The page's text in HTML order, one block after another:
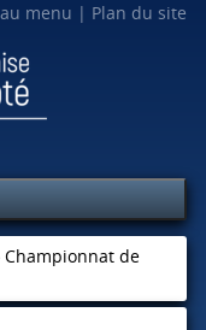
menu Plan du site
Championnat de